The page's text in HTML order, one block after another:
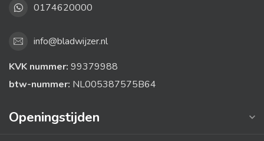
0174620000
info@bladwijzer.nl
KVK nummer: 99379988
btw-nummer: NL005387575B64
Openingstijden